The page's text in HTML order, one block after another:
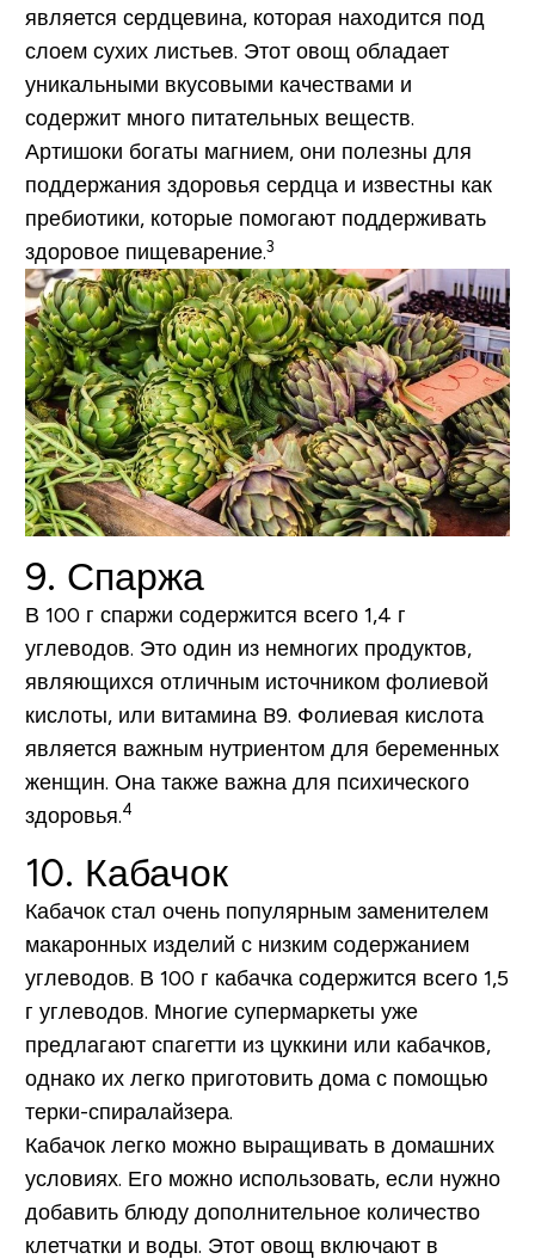
является сердцевина, которая находится под
слоем сухих листьев. Этот овощ обладает
уникальными вкусовыми качествами и
содержит много питательных веществ.
Артишоки богаты магнием, они полезны для
поддержания здоровья сердца и известны как
пребиотики, которые помогают поддерживать
здоровое пищеварение.3
9. Спаржа
В 100 г спаржи содержится всего 1,4 г
углеводов. Это один из немногих продуктов,
являющихся отличным источником фолиевой
кислоты, или витамина B9. Фолиевая кислота
является важным нутриентом для беременных
женщин. Она также важна для психического
здоровья.4
10. Кабачок
Кабачок стал очень популярным заменителем
макаронных изделий с низким содержанием
углеводов. В 100 г кабачка содержится всего 1,5
г углеводов. Многие супермаркеты уже
предлагают спагетти из цуккини или кабачков,
однако их легко приготовить дома с помощью
терки-спиралайзера.
Кабачок легко можно выращивать в домашних
условиях. Его можно использовать, если нужно
добавить блюду дополнительное количество
клетчатки и воды. Этот овощ включают в